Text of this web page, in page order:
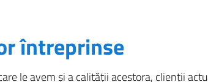
întreprinse
le avem și a calității acestora, clienții